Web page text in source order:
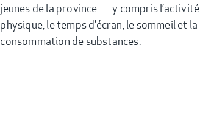
jeunes de la province — y compris l’activité
physique, le temps d’écran, le sommeil et la
consommation de substances.